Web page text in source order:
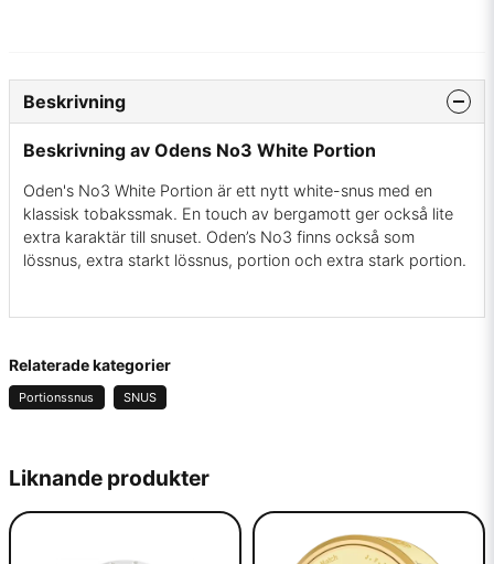
Liknande produkter
Beskrivning
Beskrivning av Odens No3 White Portion
Oden's No3 White Portion är ett nytt white-snus med en
klassisk tobakssmak. En touch av bergamott ger också lite
extra karaktär till snuset. Oden’s No3 finns också som
lössnus, extra starkt lössnus, portion och extra stark portion.
Relaterade kategorier
Portionssnus SNUS